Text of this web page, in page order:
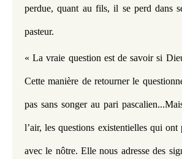
perdue, quant au fils, il se perd dans
pasteur.
« La vraie question est de savoir si
Cette manière de retourner le
pas sans songer au pari
l’air, les questions existentielles qui
avec le nôtre. Elle nous adresse des